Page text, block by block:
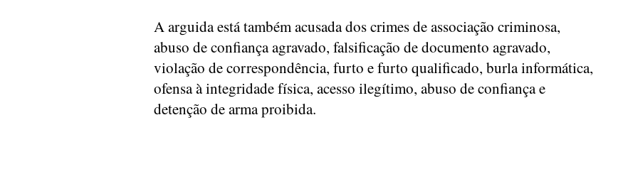
A arguida está também acusada dos crimes de associação criminosa,
abuso de confiança agravado, falsificação de documento agravado,
violação de correspondência, furto e furto qualificado, burla informática,
ofensa à integridade física, acesso ilegítimo, abuso de confiança e
detenção de arma proibida.